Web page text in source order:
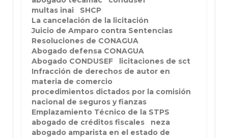
multas inai
SHCP
La cancelación de la licitación
Juicio de Amparo contra Sentencias
Resoluciones de CONAGUA
Abogado defensa CONAGUA
Abogado CONDUSEF
licitaciones de sct
Infracción de derechos de autor en
materia de comercio
procedimientos dictados por la comisión
nacional de seguros y fianzas
Emplazamiento Técnico de la STPS
abogado de créditos fiscales
neza
abogado amparista en el estado de